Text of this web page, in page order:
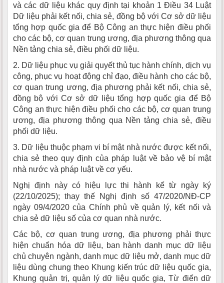
và các dữ liệu khác quy định tại khoản 1 Điều 34 Luật
Dữ liệu phải kết nối, chia sẻ, đồng bộ với Cơ sở dữ liệu
tổng hợp quốc gia để Bộ Công an thực hiện điều phối
cho các bộ, cơ quan trung ương, địa phương thông qua
Nền tảng chia sẻ, điều phối dữ liệu.
2. Dữ liệu phục vụ giải quyết thủ tục hành chính, dịch vụ
công, phục vụ hoạt động chỉ đạo, điều hành cho các bộ,
cơ quan trung ương, địa phương phải kết nối, chia sẻ,
đồng bộ với Cơ sở dữ liệu tổng hợp quốc gia để Bộ
Công an thực hiện điều phối cho các bộ, cơ quan trung
ương, địa phương thông qua Nền tảng chia sẻ, điều
phối dữ liệu.
3. Dữ liệu thuộc phạm vi bí mật nhà nước được kết nối,
chia sẻ theo quy định của pháp luật về bảo vệ bí mật
nhà nước và pháp luật về cơ yếu.
Nghị định này có hiệu lực thi hành kể từ ngày ký
(22/10/2025); thay thế Nghị định số 47/2020/NĐ-CP
ngày 09/4/2020 của Chính phủ về quản lý, kết nối và
chia sẻ dữ liệu số của cơ quan nhà nước.
Các bộ, cơ quan trung ương, địa phương phải thực
hiện chuẩn hóa dữ liệu, ban hành danh mục dữ liệu
chủ chuyên ngành, danh mục dữ liệu mở, danh mục dữ
liệu dùng chung theo Khung kiến trúc dữ liệu quốc gia,
Khung quản trị, quản lý dữ liệu quốc gia, Từ điển dữ